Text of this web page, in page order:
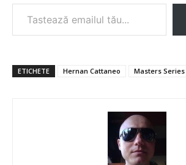
ETICHETE Hernan Cattaneo Masters Series